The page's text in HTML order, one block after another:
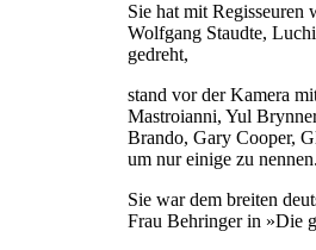
Sie hat mit Regisseuren
Wolfgang Staudte,
gedreht,
stand vor der Kamera
Mastroianni, Yul
Brando, Gary Cooper,
um nur einige zu nennen.
Sie war dem breiten
Frau Behringer in »Die